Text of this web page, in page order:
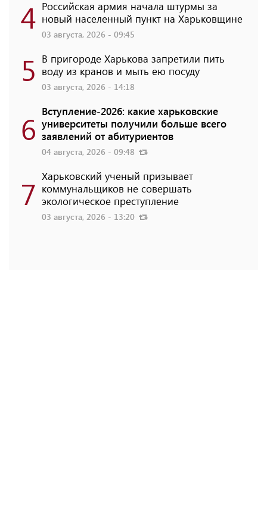
4 Российская армия начала штурмы за
новый населенный пункт на Харьковщине
03 августа, 2026 - 09:45
5 В пригороде Харькова запретили пить
воду из кранов и мыть ею посуду
03 августа, 2026 - 14:18
6 Вступление-2026: какие харьковские
университеты получили больше всего
заявлений от абитуриентов
04 августа, 2026 - 09:48
7 Харьковский ученый призывает
коммунальщиков не совершать
экологическое преступление
03 августа, 2026 - 13:20